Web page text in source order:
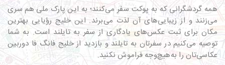
همه گردشگرانی که به پوکت سفر می‌کنند؛ به این پارک ملی هم سری
می‌زنند و از زیبایی‌های آن لذت می‌برند. این خلیج رؤیایی بهترین
مکان برای ثبت عکس‌های یادگاری از سفر به تایلند است. به شما
توصیه می‌کنیم در سفرتان به تایلند و بازدید از خلیج فانگ فا دوربین
عکاسی‌تان را به‌هیچ‌وجه فراموش نکنید.